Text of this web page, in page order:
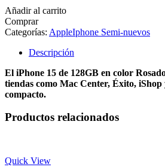
E-
Sim
Rosado
Nuevo)
Añadir al carrito
Comprar
Categorías: AppleIphone Semi-nuevos
Descripción
El iPhone 15 de 128GB en color
tiendas como Mac Center, Éxito,
compacto.
Productos relacionados
Quick View